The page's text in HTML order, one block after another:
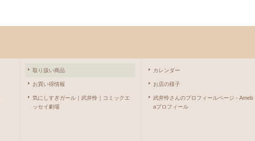
取り扱い商品
お買い得情報
気にしすぎガール｜武井怜｜コミックエ
ッセイ劇場
カレンダー
お店の様子
武井怜さんのプロフィールページ - Ameb
aプロフィール